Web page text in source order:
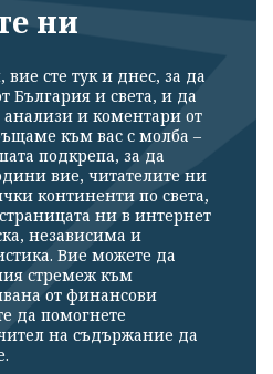
ни
сте тук и днес, за да
България и света, и да
анализи и коментари от
към вас с молба –
подкрепа, за да
вие, читателите ни
континенти по света,
ни в интернет
независима и
Вие можете да
стремеж към
от финансови
да помогнете
на съдържание да